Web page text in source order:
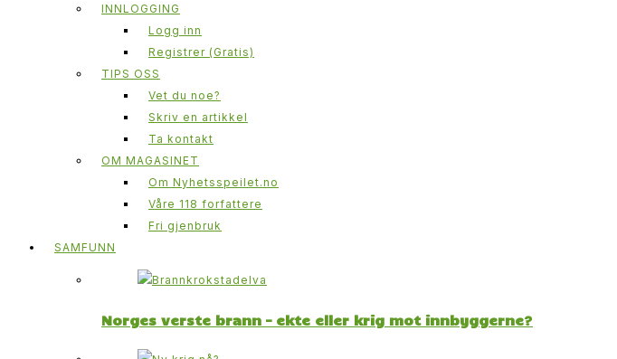
INNLOGGING
Logg inn
Registrer (Gratis)
TIPS OSS
Vet du noe?
Skriv en artikkel
Ta kontakt
OM MAGASINET
Om Nyhetsspeilet.no
Våre 118 forfattere
Fri gjenbruk
SAMFUNN
Norges verste brann – ekte eller krig mot innbyggerne?